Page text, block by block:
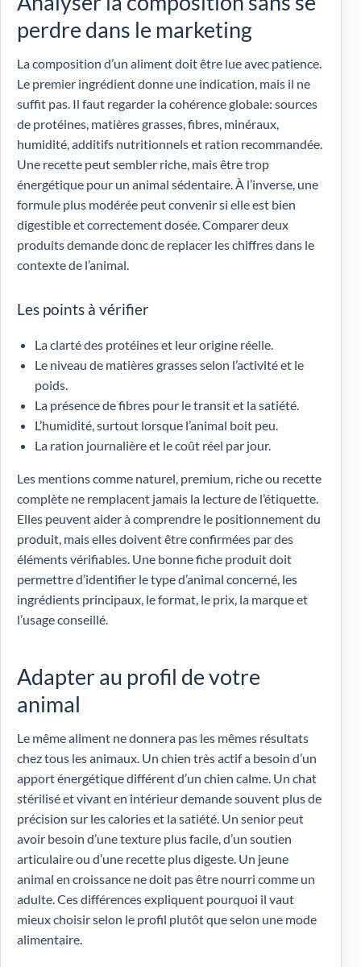
perdre dans le marketing
La composition d’un aliment doit être lue avec patience.
Le premier ingrédient donne une indication, mais il ne
suffit pas. Il faut regarder la cohérence globale: sources
de protéines, matières grasses, fibres, minéraux,
humidité, additifs nutritionnels et ration recommandée.
Une recette peut sembler riche, mais être trop
énergétique pour un animal sédentaire. À l’inverse, une
formule plus modérée peut convenir si elle est bien
digestible et correctement dosée. Comparer deux
produits demande donc de replacer les chiffres dans le
contexte de l’animal.
Les points à vérifier
La clarté des protéines et leur origine réelle.
Le niveau de matières grasses selon l’activité et le
poids.
La présence de fibres pour le transit et la satiété.
L’humidité, surtout lorsque l’animal boit peu.
La ration journalière et le coût réel par jour.
Les mentions comme naturel, premium, riche ou recette
complète ne remplacent jamais la lecture de l’étiquette.
Elles peuvent aider à comprendre le positionnement du
produit, mais elles doivent être confirmées par des
éléments vérifiables. Une bonne fiche produit doit
permettre d’identifier le type d’animal concerné, les
ingrédients principaux, le format, le prix, la marque et
l’usage conseillé.
Adapter au profil de votre
animal
Le même aliment ne donnera pas les mêmes résultats
chez tous les animaux. Un chien très actif a besoin d’un
apport énergétique différent d’un chien calme. Un chat
stérilisé et vivant en intérieur demande souvent plus de
précision sur les calories et la satiété. Un senior peut
avoir besoin d’une texture plus facile, d’un soutien
articulaire ou d’une recette plus digeste. Un jeune
animal en croissance ne doit pas être nourri comme un
adulte. Ces différences expliquent pourquoi il vaut
mieux choisir selon le profil plutôt que selon une mode
alimentaire.